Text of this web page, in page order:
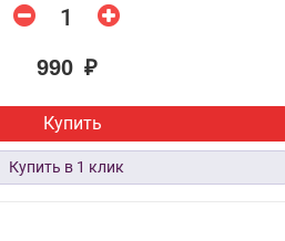
990 ₽
Купить